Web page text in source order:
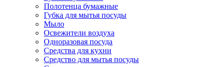
Полотенца бумажные
Губка для мытья посуды
Мыло
Освежители воздуха
Одноразовая посуда
Средства для кухни
Средство для мытья посуды